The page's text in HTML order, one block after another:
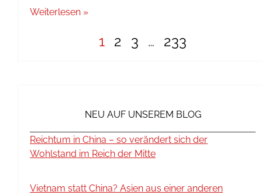
Weiterlesen »
1 2 3 … 233
NEU AUF UNSEREM BLOG
Reichtum in China – so verändert sich der
Wohlstand im Reich der Mitte
Vietnam statt China? Asien aus einer anderen